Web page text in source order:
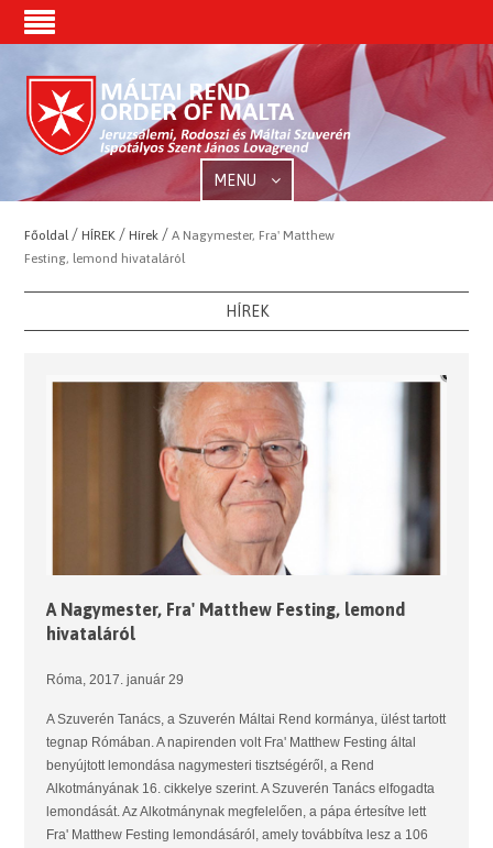
MENU
Főoldal /HÍREK /Hírek /A Nagymester, Fra' Matthew
Festing, lemond hivataláról
HÍREK
A Nagymester, Fra' Matthew Festing, lemond
hivataláról
Róma, 2017. január 29
A Szuverén Tanács, a Szuverén Máltai Rend kormánya, ülést tartott
tegnap Rómában. A napirenden volt Fra' Matthew Festing által
benyújtott lemondása nagymesteri tisztségéről, a Rend
Alkotmányának 16. cikkelye szerint. A Szuverén Tanács elfogadta
lemondását. Az Alkotmánynak megfelelően, a pápa értesítve lett
Fra' Matthew Festing lemondásáról, amely továbbítva lesz a 106